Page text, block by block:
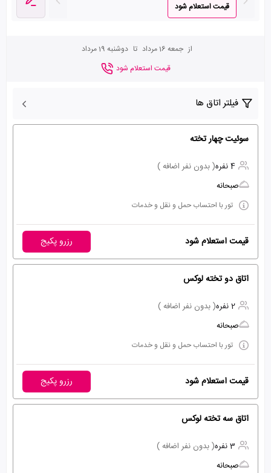
قیمت استعلام شود
از جمعه 16 مرداد تا دوشنبه 19 مرداد
قیمت استعلام شود
فیلتر اتاق ها
سوئیت چهار تخته
4 نفره
( بدون نفر اضافه )
صبحانه
تور با احتساب حمل و نقل و خدمات
قیمت استعلام شود رزرو پکیج
اتاق دو تخته لوکس
2 نفره
( بدون نفر اضافه )
صبحانه
تور با احتساب حمل و نقل و خدمات
قیمت استعلام شود رزرو پکیج
اتاق سه تخته لوکس
3 نفره
( بدون نفر اضافه )
صبحانه